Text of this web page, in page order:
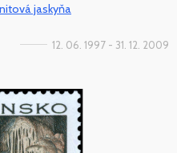
jaskyňa
12. 06. 1997 - 31. 12. 2009